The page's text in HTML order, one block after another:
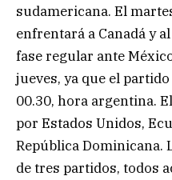
sudamericana. El
enfrentará a Canadá y
fase regular ante
jueves, ya que el
00.30, hora argentina.
por Estados Unidos,
República Dominicana.
de tres partidos, todos